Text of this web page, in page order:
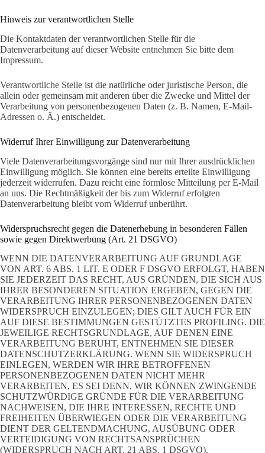
Hinweis zur verantwortlichen Stelle
Die Kontaktdaten der verantwortlichen Stelle für die
Datenverarbeitung auf dieser Website entnehmen Sie bitte dem
Impressum.
Verantwortliche Stelle ist die natürliche oder juristische Person, die
allein oder gemeinsam mit anderen über die Zwecke und Mittel der
Verarbeitung von personenbezogenen Daten (z. B. Namen, E-Mail-
Adressen o. Ä.) entscheidet.
Widerruf Ihrer Einwilligung zur Datenverarbeitung
Viele Datenverarbeitungsvorgänge sind nur mit Ihrer ausdrücklichen
Einwilligung möglich. Sie können eine bereits erteilte Einwilligung
jederzeit widerrufen. Dazu reicht eine formlose Mitteilung per E-Mail
an uns. Die Rechtmäßigkeit der bis zum Widerruf erfolgten
Datenverarbeitung bleibt vom Widerruf unberührt.
Widerspruchsrecht gegen die Datenerhebung in besonderen Fällen
sowie gegen Direktwerbung (Art. 21 DSGVO)
WENN DIE DATENVERARBEITUNG AUF GRUNDLAGE
VON ART. 6 ABS. 1 LIT. E ODER F DSGVO ERFOLGT, HABEN
SIE JEDERZEIT DAS RECHT, AUS GRÜNDEN, DIE SICH AUS
IHRER BESONDEREN SITUATION ERGEBEN, GEGEN DIE
VERARBEITUNG IHRER PERSONENBEZOGENEN DATEN
WIDERSPRUCH EINZULEGEN; DIES GILT AUCH FÜR EIN
AUF DIESE BESTIMMUNGEN GESTÜTZTES PROFILING. DIE
JEWEILIGE RECHTSGRUNDLAGE, AUF DENEN EINE
VERARBEITUNG BERUHT, ENTNEHMEN SIE DIESER
DATENSCHUTZERKLÄRUNG. WENN SIE WIDERSPRUCH
EINLEGEN, WERDEN WIR IHRE BETROFFENEN
PERSONENBEZOGENEN DATEN NICHT MEHR
VERARBEITEN, ES SEI DENN, WIR KÖNNEN ZWINGENDE
SCHUTZWÜRDIGE GRÜNDE FÜR DIE VERARBEITUNG
NACHWEISEN, DIE IHRE INTERESSEN, RECHTE UND
FREIHEITEN ÜBERWIEGEN ODER DIE VERARBEITUNG
DIENT DER GELTENDMACHUNG, AUSÜBUNG ODER
VERTEIDIGUNG VON RECHTSANSPRÜCHEN
(WIDERSPRUCH NACH ART. 21 ABS. 1 DSGVO).